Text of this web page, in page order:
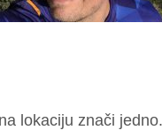
lokaciju znači